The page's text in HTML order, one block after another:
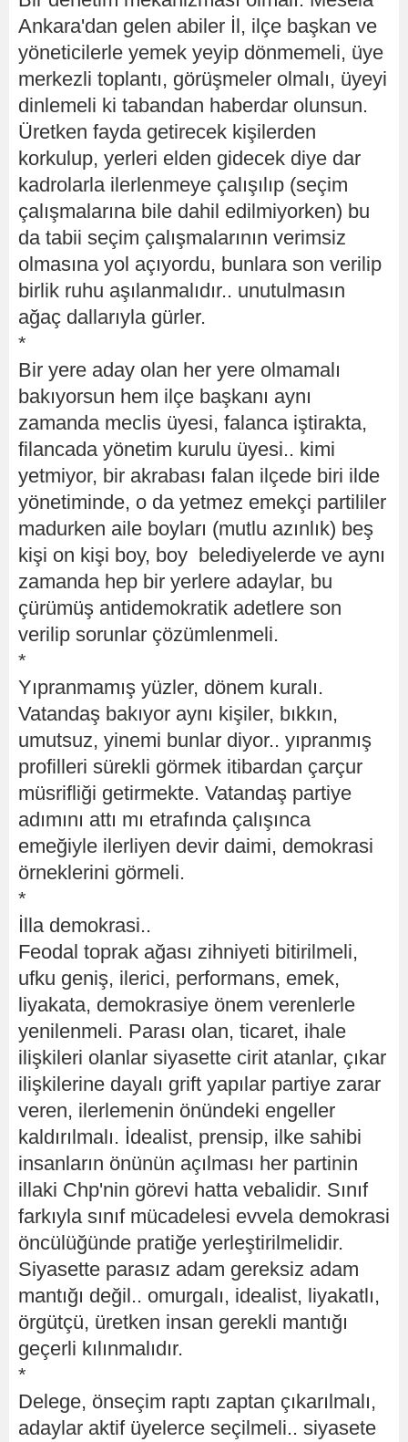
Ankara'dan gelen abiler İl, ilçe başkan ve
yöneticilerle yemek yeyip dönmemeli, üye
merkezli toplantı, görüşmeler olmalı, üyeyi
dinlemeli ki tabandan haberdar olunsun.
Üretken fayda getirecek kişilerden
korkulup, yerleri elden gidecek diye dar
kadrolarla ilerlenmeye çalışılıp (seçim
çalışmalarına bile dahil edilmiyorken) bu
da tabii seçim çalışmalarının verimsiz
olmasına yol açıyordu, bunlara son verilip
birlik ruhu aşılanmalıdır.. unutulmasın
ağaç dallarıyla gürler.
*
Bir yere aday olan her yere olmamalı
bakıyorsun hem ilçe başkanı aynı
zamanda meclis üyesi, falanca iştirakta,
filancada yönetim kurulu üyesi.. kimi
yetmiyor, bir akrabası falan ilçede biri ilde
yönetiminde, o da yetmez emekçi partililer
madurken aile boyları (mutlu azınlık) beş
kişi on kişi boy, boy belediyelerde ve aynı
zamanda hep bir yerlere adaylar, bu
çürümüş antidemokratik adetlere son
verilip sorunlar çözümlenmeli.
*
Yıpranmamış yüzler, dönem kuralı.
Vatandaş bakıyor aynı kişiler, bıkkın,
umutsuz, yinemi bunlar diyor.. yıpranmış
profilleri sürekli görmek itibardan çarçur
müsrifliği getirmekte. Vatandaş partiye
adımını attı mı etrafında çalışınca
emeğiyle ilerliyen devir daimi, demokrasi
örneklerini görmeli.
*
İlla demokrasi..
Feodal toprak ağası zihniyeti bitirilmeli,
ufku geniş, ilerici, performans, emek,
liyakata, demokrasiye önem verenlerle
yenilenmeli. Parası olan, ticaret, ihale
ilişkileri olanlar siyasette cirit atanlar, çıkar
ilişkilerine dayalı grift yapılar partiye zarar
veren, ilerlemenin önündeki engeller
kaldırılmalı. İdealist, prensip, ilke sahibi
insanların önünün açılması her partinin
illaki Chp'nin görevi hatta vebalidir. Sınıf
farkıyla sınıf mücadelesi evvela demokrasi
öncülüğünde pratiğe yerleştirilmelidir.
Siyasette parasız adam gereksiz adam
mantığı değil.. omurgalı, idealist, liyakatlı,
örgütçü, üretken insan gerekli mantığı
geçerli kılınmalıdır.
*
Delege, önseçim raptı zaptan çıkarılmalı,
adaylar aktif üyelerce seçilmeli.. siyasete